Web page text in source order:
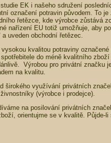
EK i našeho sdružení
označení potravin původem. To
řetězce, kde výrobce zůstává
nařízení EU totiž umožňuje, aby
uveden obchodní řetězec.
vysokou kvalitou potraviny
do méně kvalitního
Výrobou pro privátní značku
na kvalitu.
širokého využívání privátních
(výrobce i prodejce).
na posilování privátních
orientujme se v kvalitě. Půjde-